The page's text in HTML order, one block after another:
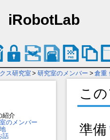
iRobotLab
ス研究室 > 研究室のメンバー > 倉重
紹介
のメンバー
話
こ
準備